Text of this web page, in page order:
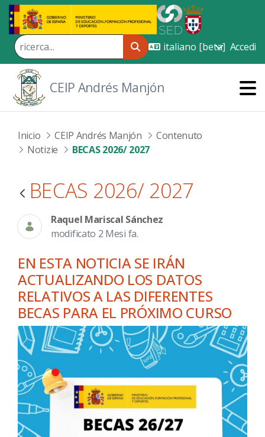
Skip to Main Content
Accedi
CEIP Andrés Manjón
Inicio CEIP Andrés Manjón
Contenuto
Notizie
BECAS 2026/ 2027
BECAS 2026/ 2027
Raquel Mariscal Sánchez
modificato 2 Mesi fa.
EN ESTA NOTICIA SE IRÁN
ACTUALIZANDO LOS DATOS
RELATIVOS A LAS DIFERENTES
BECAS PARA EL PRÓXIMO CURSO